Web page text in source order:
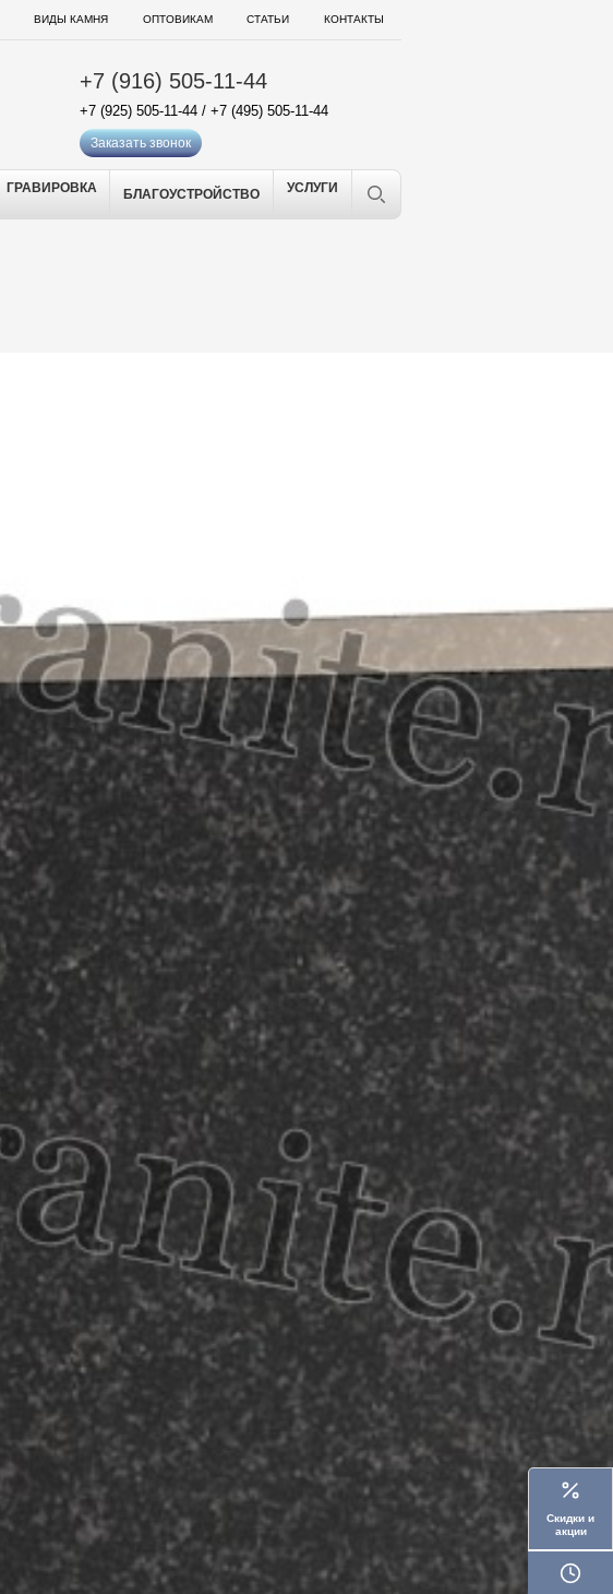
Скидки и
акции
ВИДЫ КАМНЯ ОПТОВИКАМ СТАТЬИ КОНТАКТЫ
+7 (916) 505-11-44
+7 (925) 505-11-44 / +7 (495) 505-11-44
Заказать звонок
ГРАВИРОВКА БЛАГОУСТРОЙСТВО УСЛУГИ